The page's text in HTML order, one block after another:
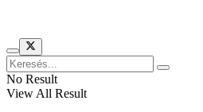
No Result
View All Result